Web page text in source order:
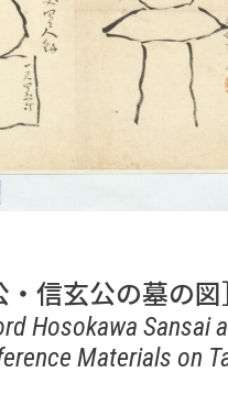
信玄公の墓の図
Hosokawa Sansai
Materials on